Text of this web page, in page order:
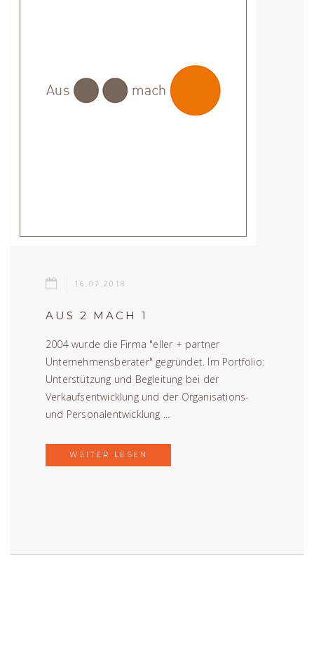
16.07.2018
AUS 2 MACH 1
2004 wurde die Firma "eller + partner
Unternehmensberater" gegründet. Im Portfolio:
Unterstützung und Begleitung bei der
Verkaufsentwicklung und der Organisations-
und Personalentwicklung ...
WEITER LESEN